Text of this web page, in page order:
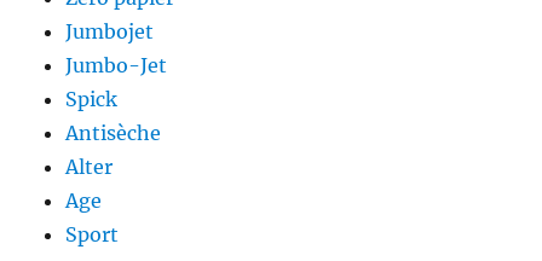
Jumbojet
Jumbo-Jet
Spick
Antisèche
Alter
Age
Sport